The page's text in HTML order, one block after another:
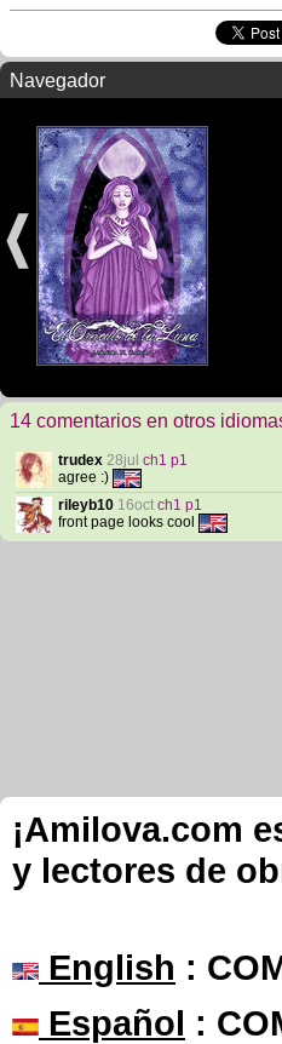
Navegador
14 comentarios en otros
trudex 28jul ch1 p1
agree :)
rileyb10 16oct ch1 p1
front page looks cool
¡Amilova.com
y lectores de
English :
Español :